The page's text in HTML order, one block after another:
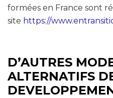
formées en France sont
site https://
D’AUTRES
ALTERNATIFS